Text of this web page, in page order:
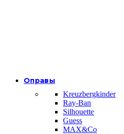
Оправы
Kreuzbergkinder
Ray-Ban
Silhouette
Guess
MAX&Co